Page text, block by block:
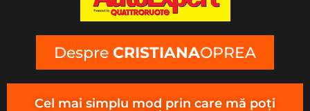
Despre CRISTIANAOPREA
Cel mai simplu mod prin care mă poți